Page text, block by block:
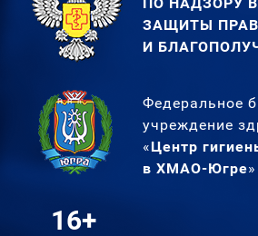
ЗАЩИТЫ ПРАВ
И
Федеральное
учреждение
«Центр
в ХМАО-Югре»
16+